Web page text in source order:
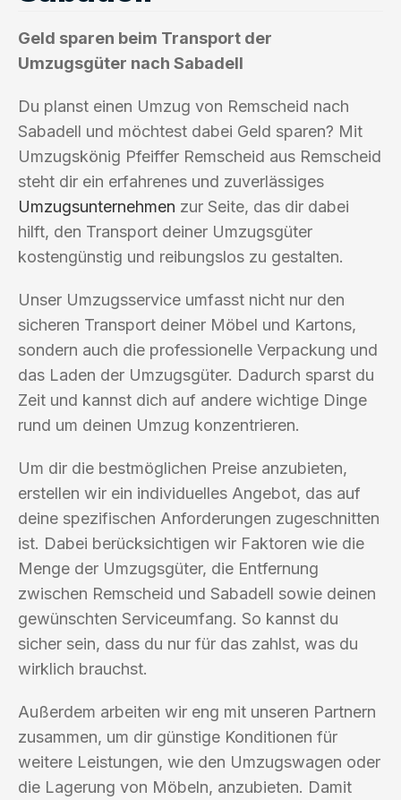
Geld sparen beim Transport der
Umzugsgüter nach Sabadell
Du planst einen Umzug von Remscheid nach
Sabadell und möchtest dabei Geld sparen? Mit
Umzugskönig Pfeiffer Remscheid aus Remscheid
steht dir ein erfahrenes und zuverlässiges
Umzugsunternehmen zur Seite, das dir dabei
hilft, den Transport deiner Umzugsgüter
kostengünstig und reibungslos zu gestalten.
Unser Umzugsservice umfasst nicht nur den
sicheren Transport deiner Möbel und Kartons,
sondern auch die professionelle Verpackung und
das Laden der Umzugsgüter. Dadurch sparst du
Zeit und kannst dich auf andere wichtige Dinge
rund um deinen Umzug konzentrieren.
Um dir die bestmöglichen Preise anzubieten,
erstellen wir ein individuelles Angebot, das auf
deine spezifischen Anforderungen zugeschnitten
ist. Dabei berücksichtigen wir Faktoren wie die
Menge der Umzugsgüter, die Entfernung
zwischen Remscheid und Sabadell sowie deinen
gewünschten Serviceumfang. So kannst du
sicher sein, dass du nur für das zahlst, was du
wirklich brauchst.
Außerdem arbeiten wir eng mit unseren Partnern
zusammen, um dir günstige Konditionen für
weitere Leistungen, wie den Umzugswagen oder
die Lagerung von Möbeln, anzubieten. Damit